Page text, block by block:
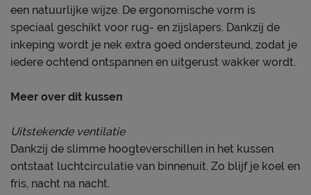
een natuurlijke wijze. De ergonomische vorm is
speciaal geschikt voor rug- en zijslapers. Dankzij de
inkeping wordt je nek extra goed ondersteund, zodat je
iedere ochtend ontspannen en uitgerust wakker wordt.
Meer over dit kussen
Uitstekende ventilatie
Dankzij de slimme hoogteverschillen in het kussen
ontstaat luchtcirculatie van binnenuit. Zo blijf je koel en
fris, nacht na nacht.